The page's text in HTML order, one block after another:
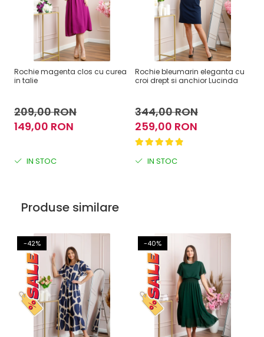
Rochie magenta clos cu curea
in talie
209,00 RON
149,00 RON
IN STOC
Rochie bleumarin eleganta cu
croi drept si anchior Lucinda
344,00 RON
259,00 RON
IN STOC
Produse similare
-42% -40%